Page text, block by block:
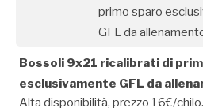
Bossoli 9x21 ricalibrati di
esclusivamente GFL da
Alta disponibilità, prezzo 16€/